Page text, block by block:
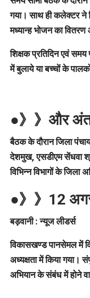
गया। साथ ही कलेक्टर ने
मध्यान्ह भोजन का वितरण
शिक्षक प्रतिदिन एवं समय
में बुलाये या बच्चों के
●》》और अंत
बैठक के दौरान जिला
देशमुख, एसडीएम सेंधवा
विभिन्न विभागों के जिला
●》》12
बड़वानी : न्यूज लीडर्स
विकासखण्ड पानसेमल में
अध्यक्षता में किया
अभियान के संबंध में होने